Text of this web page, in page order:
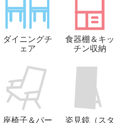
ダイニングチ
ェア
食器棚＆キッ
チン収納
座椅子＆パー 姿見鏡（スタ